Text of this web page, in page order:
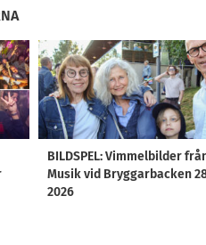
BILDSPEL: Vimmelbilder
Musik vid Bryggarbacken
2026